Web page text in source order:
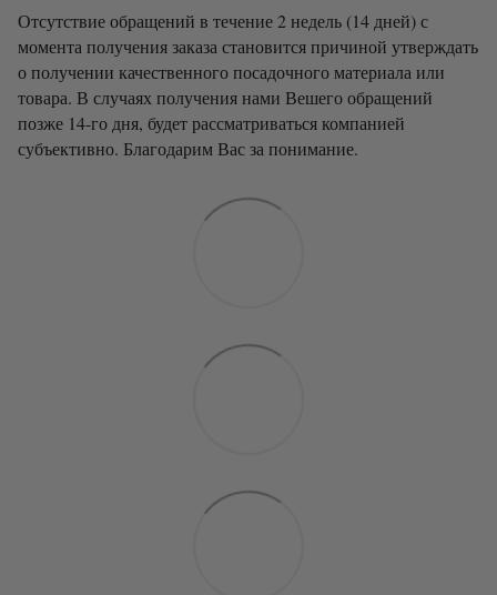
Отсутствие обращений в течение 2 недель (14 дней) с
момента получения заказа становится причиной утверждать
о получении качественного посадочного материала или
товара. В случаях получения нами Вешего обращений
позже 14-го дня, будет рассматриваться компанией
субъективно. Благодарим Вас за понимание.